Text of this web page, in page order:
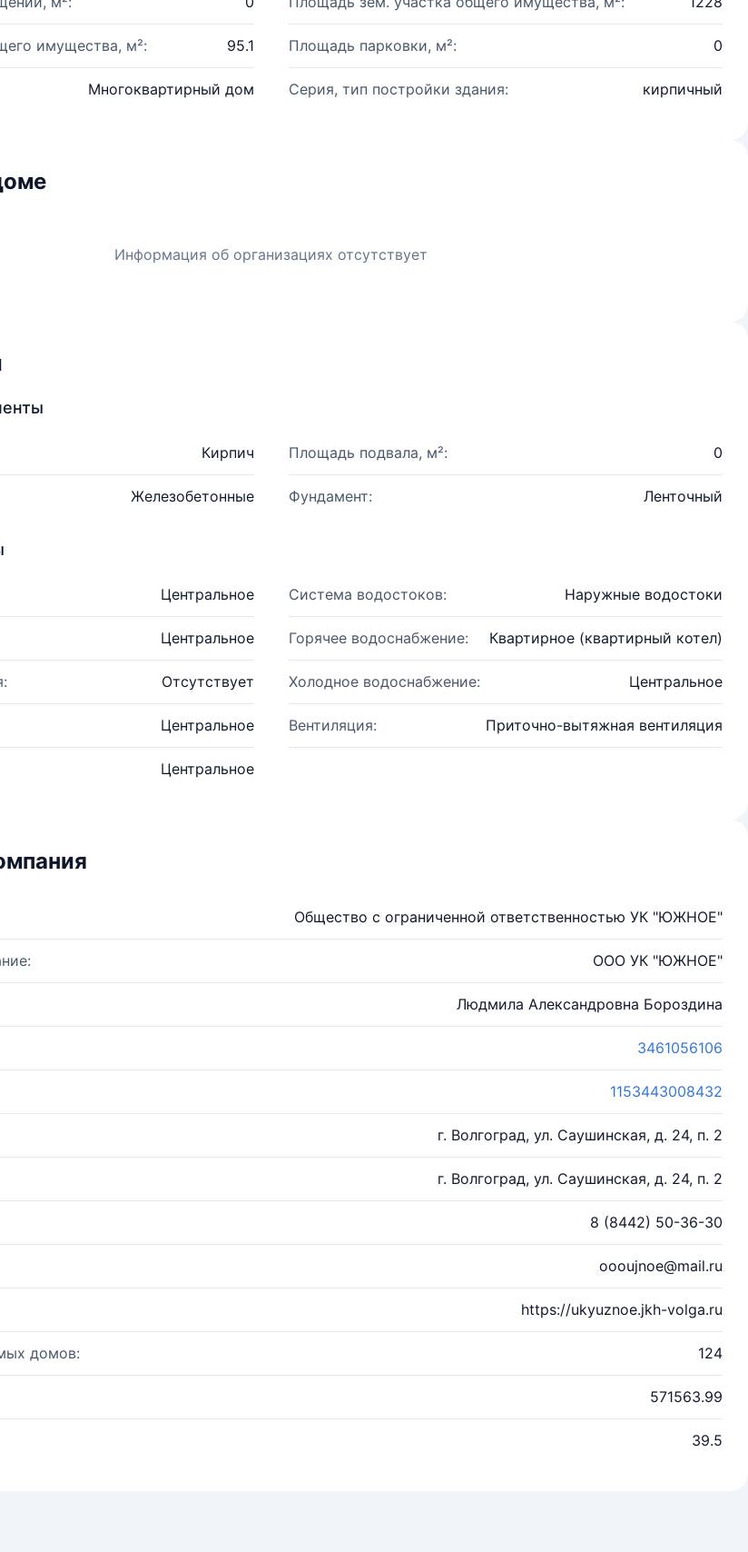
имущества, м²: 95.1 Площадь парковки, м²: 0
Многоквартирный дом Серия, тип постройки здания: кирпичный
Информация об организациях отсутствует
Кирпич Площадь подвала, м²: 0
Железобетонные Фундамент: Ленточный
Центральное Система водостоков: Наружные водостоки
Центральное Горячее водоснабжение: Квартирное (квартирный котел)
Отсутствует Холодное водоснабжение: Центральное
Центральное Вентиляция: Приточно-вытяжная вентиляция
Центральное
Общество с ограниченной ответственностью УК "ЮЖНОЕ"
ООО УК "ЮЖНОЕ"
Людмила Александровна Бороздина
3461056106
1153443008432
г. Волгоград, ул. Саушинская, д. 24, п. 2
г. Волгоград, ул. Саушинская, д. 24, п. 2
8 (8442) 50-36-30
oooujnoe@mail.ru
https://ukyuznoe.jkh-volga.ru
домов: 124
571563.99
39.5